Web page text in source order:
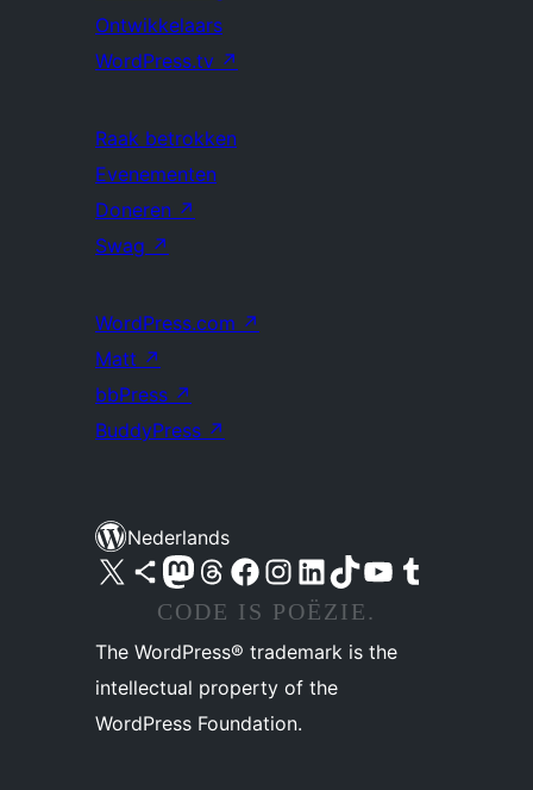
Ontwikkelaars
WordPress.tv ↗
Raak betrokken
Evenementen
Doneren ↗
Swag ↗
WordPress.com ↗
Matt ↗
bbPress ↗
BuddyPress ↗
Nederlands
Bezoek ons X (voorheen Twitter) account
Bezoek ons Bluesky account
Bezoek ons Mastodon account
Bezoek ons Threads account
Onze Facebook pagina bezoeken
Bezoek ons Instagram account
Bezoek ons LinkedIn account
Bezoek ons TikTok account
Bezoek ons YouTube kanaalBezoek ons Tumblr account
CODE IS POËZIE.
The WordPress® trademark is the
intellectual property of the
WordPress Foundation.